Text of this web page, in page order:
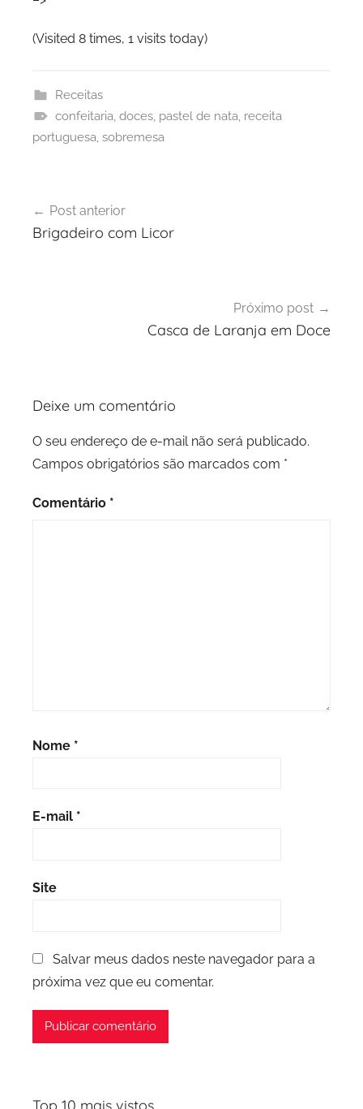
(Visited 8 times, 1 visits today)
Receitas
confeitaria, doces, pastel de nata, receita
portuguesa, sobremesa
de
Post anterior
Brigadeiro com Licor
Próximo post
Casca de Laranja em Doce
Deixe um comentário
O seu endereço de e-mail não será publicado.
Campos obrigatórios são marcados com *
Comentário *
Nome *
E-mail *
Site
Salvar meus dados neste navegador para a
próxima vez que eu comentar.
Top 10 mais vistos